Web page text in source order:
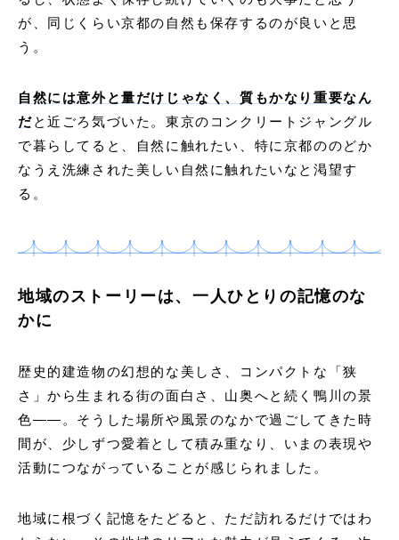
が、同じくらい京都の自然も保存するのが良いと思
う。
自然には意外と量だけじゃなく、質もかなり重要なん
だと近ごろ気づいた。東京のコンクリートジャングル
で暮らしてると、自然に触れたい、特に京都ののどか
なうえ洗練された美しい自然に触れたいなと渇望す
る。
地域のストーリーは、一人ひとりの記憶のな
かに
歴史的建造物の幻想的な美しさ、コンパクトな「狭
さ」から生まれる街の面白さ、山奥へと続く鴨川の景
色——。そうした場所や風景のなかで過ごしてきた時
間が、少しずつ愛着として積み重なり、いまの表現や
活動につながっていることが感じられました。
地域に根づく記憶をたどると、ただ訪れるだけではわ